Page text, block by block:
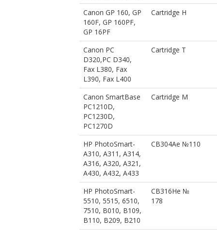
Canon GP 160, GP
160F, GP 160PF,
GP 16PF
Cartridge H
Canon PC
D320,PC D340,
Fax L380, Fax
L390, Fax L400
Cartridge T
Canon SmartBase
PC1210D,
PC1230D,
PC1270D
Cartridge М
HP PhotoSmart-
A310, A311, A314,
A316, A320, A321,
A430, A432, A433
CB304Ae №110
HP PhotoSmart-
5510, 5515, 6510,
7510, B010, B109,
B110, B209, B210
CB316He №
178